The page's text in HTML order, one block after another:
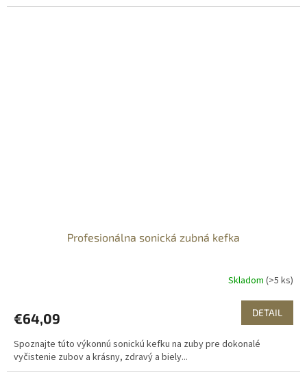
Profesionálna sonická zubná kefka
Skladom (>5 ks)
€64,09 DETAIL
Spoznajte túto výkonnú sonickú kefku na zuby pre dokonalé
vyčistenie zubov a krásny, zdravý a biely...